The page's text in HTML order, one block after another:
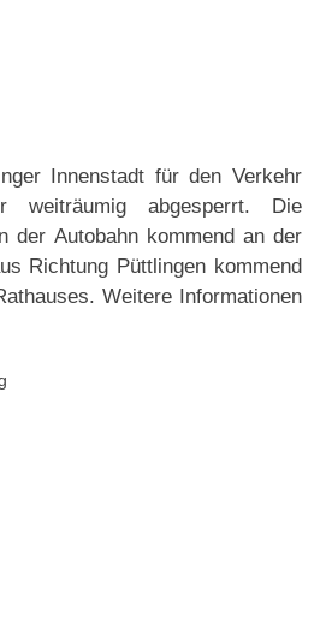
Innenstadt für den Verkehr
weiträumig abgesperrt. Die
der Autobahn kommend an der
Richtung Püttlingen kommend
Weitere Informationen